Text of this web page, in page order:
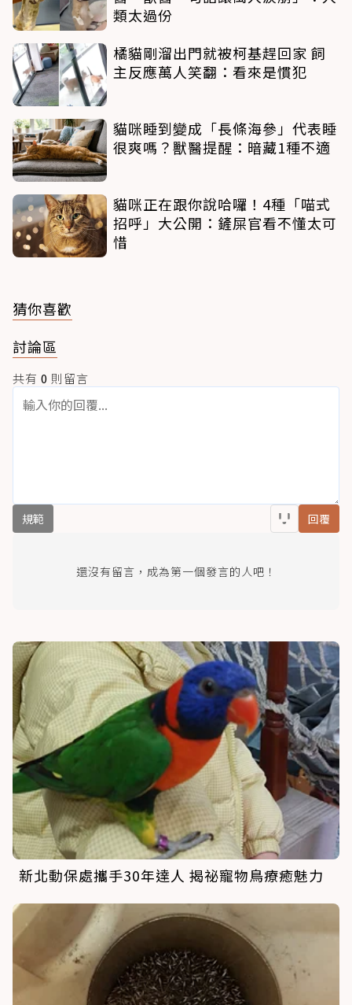
類太過份
橘貓剛溜出門就被柯基趕回家 飼
主反應萬人笑翻：看來是慣犯
貓咪睡到變成「長條海參」代表睡
很爽嗎？獸醫提醒：暗藏1種不適
貓咪正在跟你說哈囉！4種「喵式
招呼」大公開：鏟屎官看不懂太可
惜
猜你喜歡
討論區
共有 0 則留言
規範 回覆
還沒有留言，成為第一個發言的人吧！
新北動保處攜手30年達人 揭祕寵物鳥療癒魅力